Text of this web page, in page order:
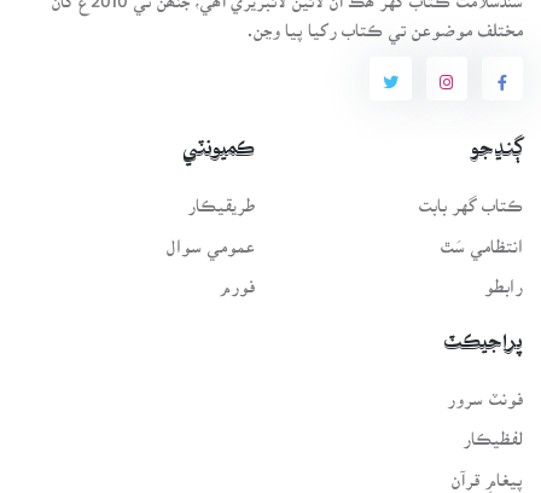
مختلف موضوعن تي ڪتاب رکيا پيا وڃن.
ڳنڍجو
ڪتاب گهر بابت
انتظامي سَٿ
رابطو
ڪميونٽي
طريقيڪار
عمومي سوال
فورم
پراجيڪٽ
لفظيڪار
پيغامِ قرآن